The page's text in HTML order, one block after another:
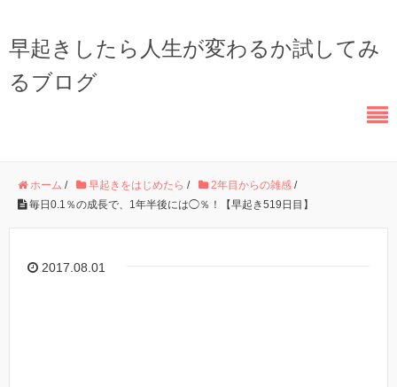
早起きしたら人生が変わるか試してみ
るブログ
ホーム / 早起きをはじめたら / 2年目からの雑感 /
毎日0.1％の成長で、1年半後には◯％！【早起き519日目】
2017.08.01